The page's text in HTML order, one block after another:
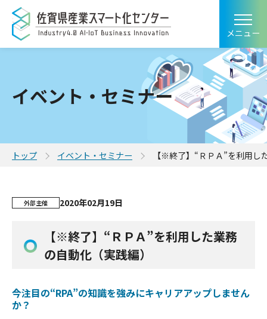
メニュー
イベント・セミナー
トップ イベント・セミナー 【※終了】“ＲＰＡ”を利用し
外部主催 2020年02月19日
【※終了】“ＲＰＡ”を利用した業務
の自動化（実践編）
今注目の“RPA”の知識を強みにキャリアアップしません
か？